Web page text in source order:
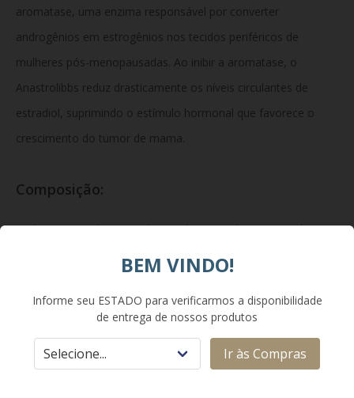
aromatase, uma enzima responsável por converter
androgênios em estrogênios nos tecidos periféricos de
mulheres pós-menopausadas. Ao inibir a aromatase, o
Anastrolibbs reduz drasticamente os níveis circulantes de
estradiol, suprimindo o estímulo hormonal que favorece o
crescimento do tumor de mama.
Composição:
Cada comprimido revestido contém 1 mg de anastrozol.
dióxido de titânio.
Classe Terapêutica:
BEM VINDO!
Informe seu ESTADO para verificarmos a disponibilidade
de entrega de nossos produtos
Ir às Compras